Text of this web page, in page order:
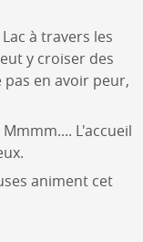
à travers les
y croiser des
en avoir peur,
L'accueil
animent cet